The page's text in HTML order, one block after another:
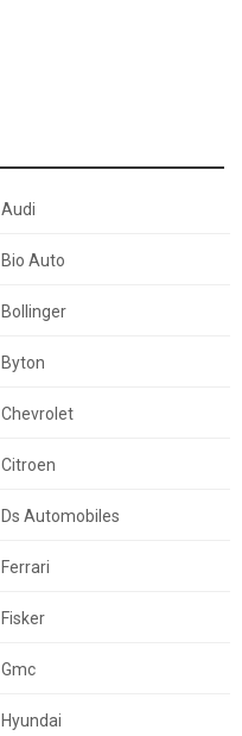
Audi
Bio Auto
Bollinger
Byton
Chevrolet
Citroen
Ds Automobiles
Ferrari
Fisker
Gmc
Hyundai